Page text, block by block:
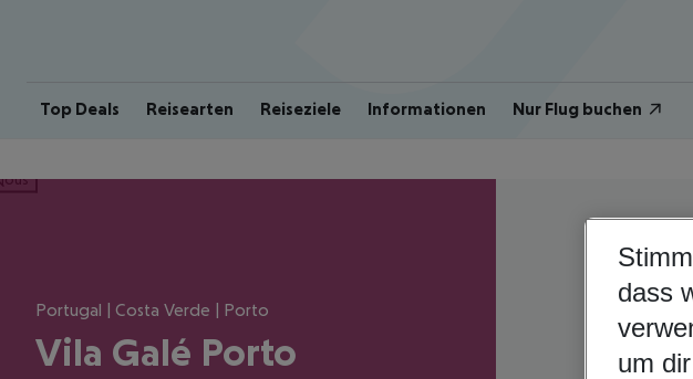
Top Deals Reisearten Reiseziele Informationen Nur Flug buchen
Portugal | Costa Verde | Porto
Vila Galé Porto
dass
um